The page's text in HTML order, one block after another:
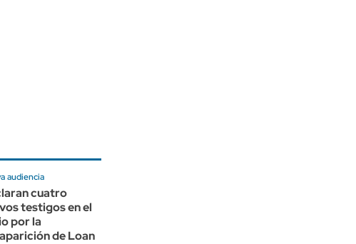
audiencia
cuatro
testigos en el
por la
de Loan